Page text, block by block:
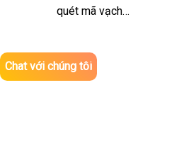
quét mã vạch…
Chat với chúng tôi